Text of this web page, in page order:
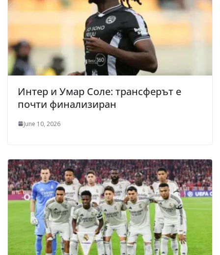
Интер и Умар Соле: трансферът е
почти финализиран
June 10, 2026